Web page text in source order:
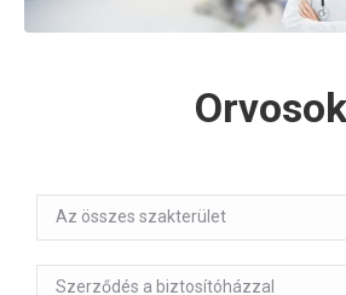
Orvosok